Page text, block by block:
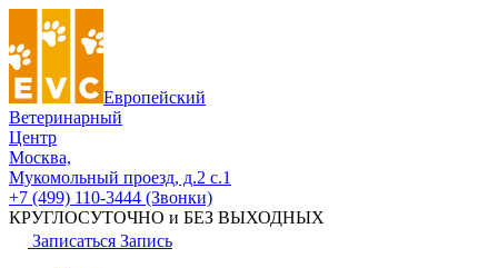
Европейский
Ветеринарный
Центр
Москва,
Мукомольный проезд, д.2 с.1
+7 (499) 110-3444 (Звонки)
КРУГЛОСУТОЧНО и БЕЗ ВЫХОДНЫХ
Записаться Запись